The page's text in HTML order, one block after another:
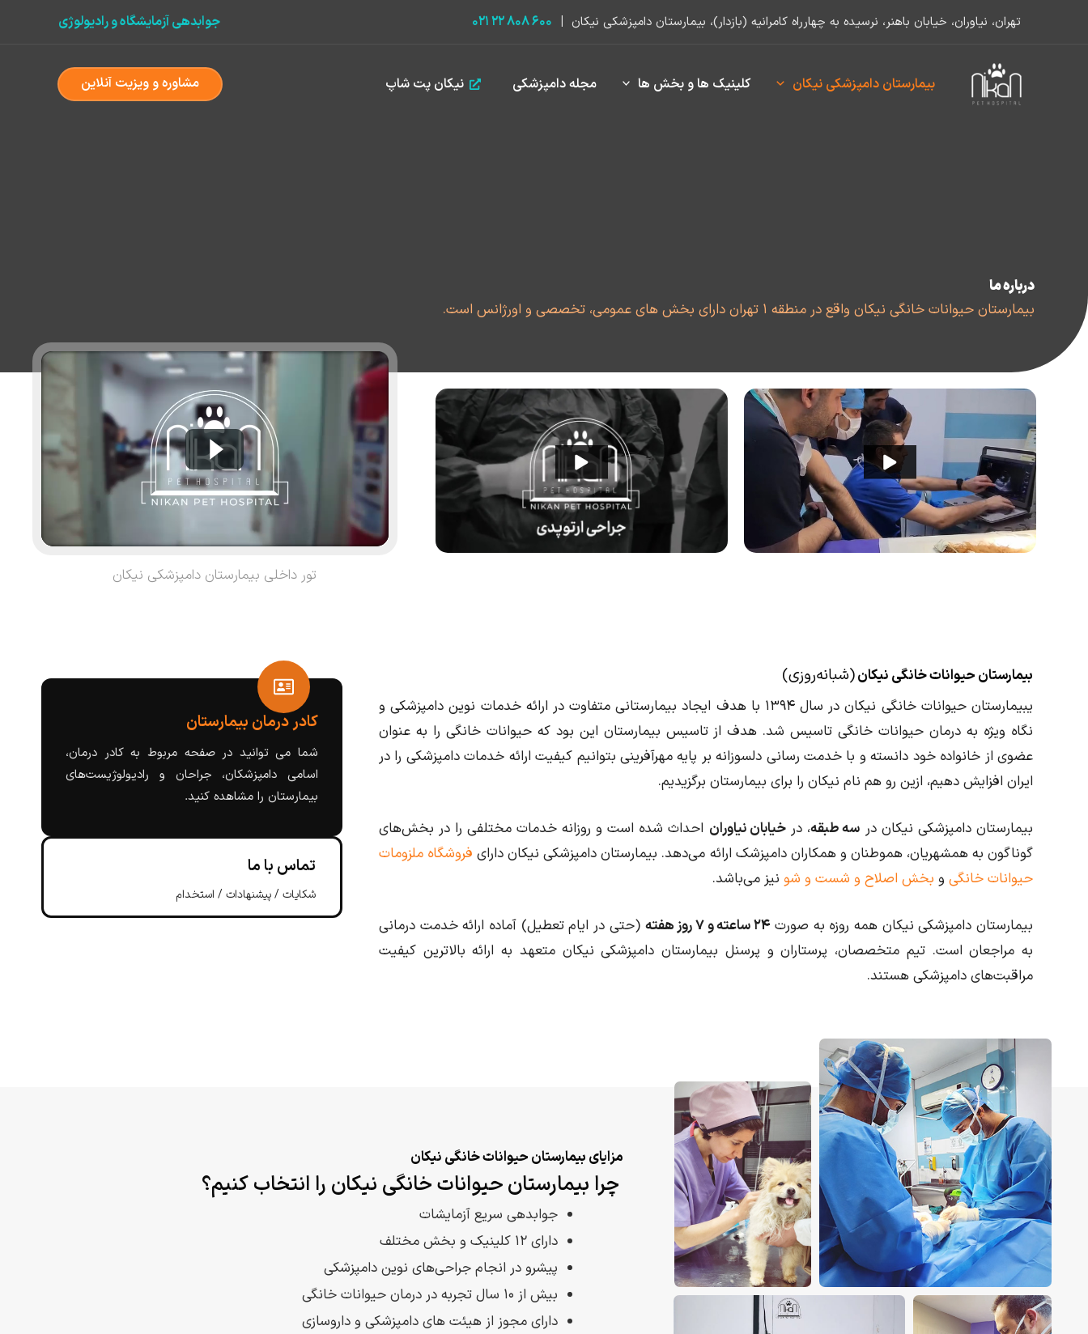
تهران، نیاوران، خیابان باهنر، نرسیده به چهارراه کامرانیه (بازدار)، بیمارستان دامپزشکی نیکان | ۶۰۰ ۸۰۸ ۲۲ ۰۲۱ جوابدهی آزمایشگاه و رادیولوژی
بیمارستان دامپزشکی نیکان کلینیک ها و بخش ها مجله دامپزشکی نیکان پت شاپ مشاوره و ویزیت آنلاین
درباره ما
بیمارستان حیوانات خانگی نیکان واقع در منطقه ۱ تهران دارای بخش های عمومی، تخصصی و اورژانس است.
تور داخلی بیمارستان دامپزشکی نیکان
بیمارستان حیوانات خانگی نیکان(شبانه‌روزی)
یبیمارستان حیوانات خانگی نیکان در سال ۱۳۹۴ با هدف ایجاد بیمارستانی متفاوت در ارائه خدمات نوین دامپزشکی و
نگاه ویژه به درمان حیوانات خانگی تاسیس شد. هدف از تاسیس بیمارستان این بود که حیوانات خانگی را به عنوان
عضوی از خانواده خود دانسته و با خدمت رسانی دلسوزانه بر پایه مهرآفرینی بتوانیم کیفیت ارائه خدمات دامپزشکی را در
ایران افزایش دهیم، ازین رو هم نام نیکان را برای بیمارستان برگزیدیم.
بیمارستان دامپزشکی نیکان در سه طبقه، درخیابان نیاوران احداث شده است و روزانه خدمات مختلفی را در بخش‌های
گوناگون به همشهریان، هموطنان و همکاران دامپزشک ارائه می‌دهد. بیمارستان دامپزشکی نیکان دارای فروشگاه ملزومات
حیوانات خانگی و بخش اصلاح و شست و شو نیز می‌باشد.
بیمارستان دامپزشکی نیکان همه روزه به صورت ۲۴ ساعته و ۷ روز هفته
(حتی در ایام تعطیل) آماده ارائه خدمت درمانی
به مراجعان است.تیم متخصصان، پرستاران و پرسنل بیمارستان دامپزشکی نیکان متعهد به ارائه بالاترین کیفیت
مراقبت‌های دامپزشکی هستند.
کادر درمان بیمارستان
شما می توانید در صفحه مربوط به کادر درمان،
اسامی دامپزشکان، جراحان و رادیولوژیست‌های
بیمارستان را مشاهده کنید.
تماس با ما
شکایات / پیشنهادات / استخدام
مزایای بیمارستان حیوانات خانگی نیکان
چرا بیمارستان حیوانات خانگی نیکان را انتخاب کنیم؟
جوابدهی سریع آزمایشات
دارای ۱۲ کلینیک و بخش مختلف
پیشرو در انجام جراحی‌های نوین دامپزشکی
بیش از ۱۰ سال تجربه در درمان حیوانات خانگی
دارای مجوز از هیئت های دامپزشکی و داروسازی